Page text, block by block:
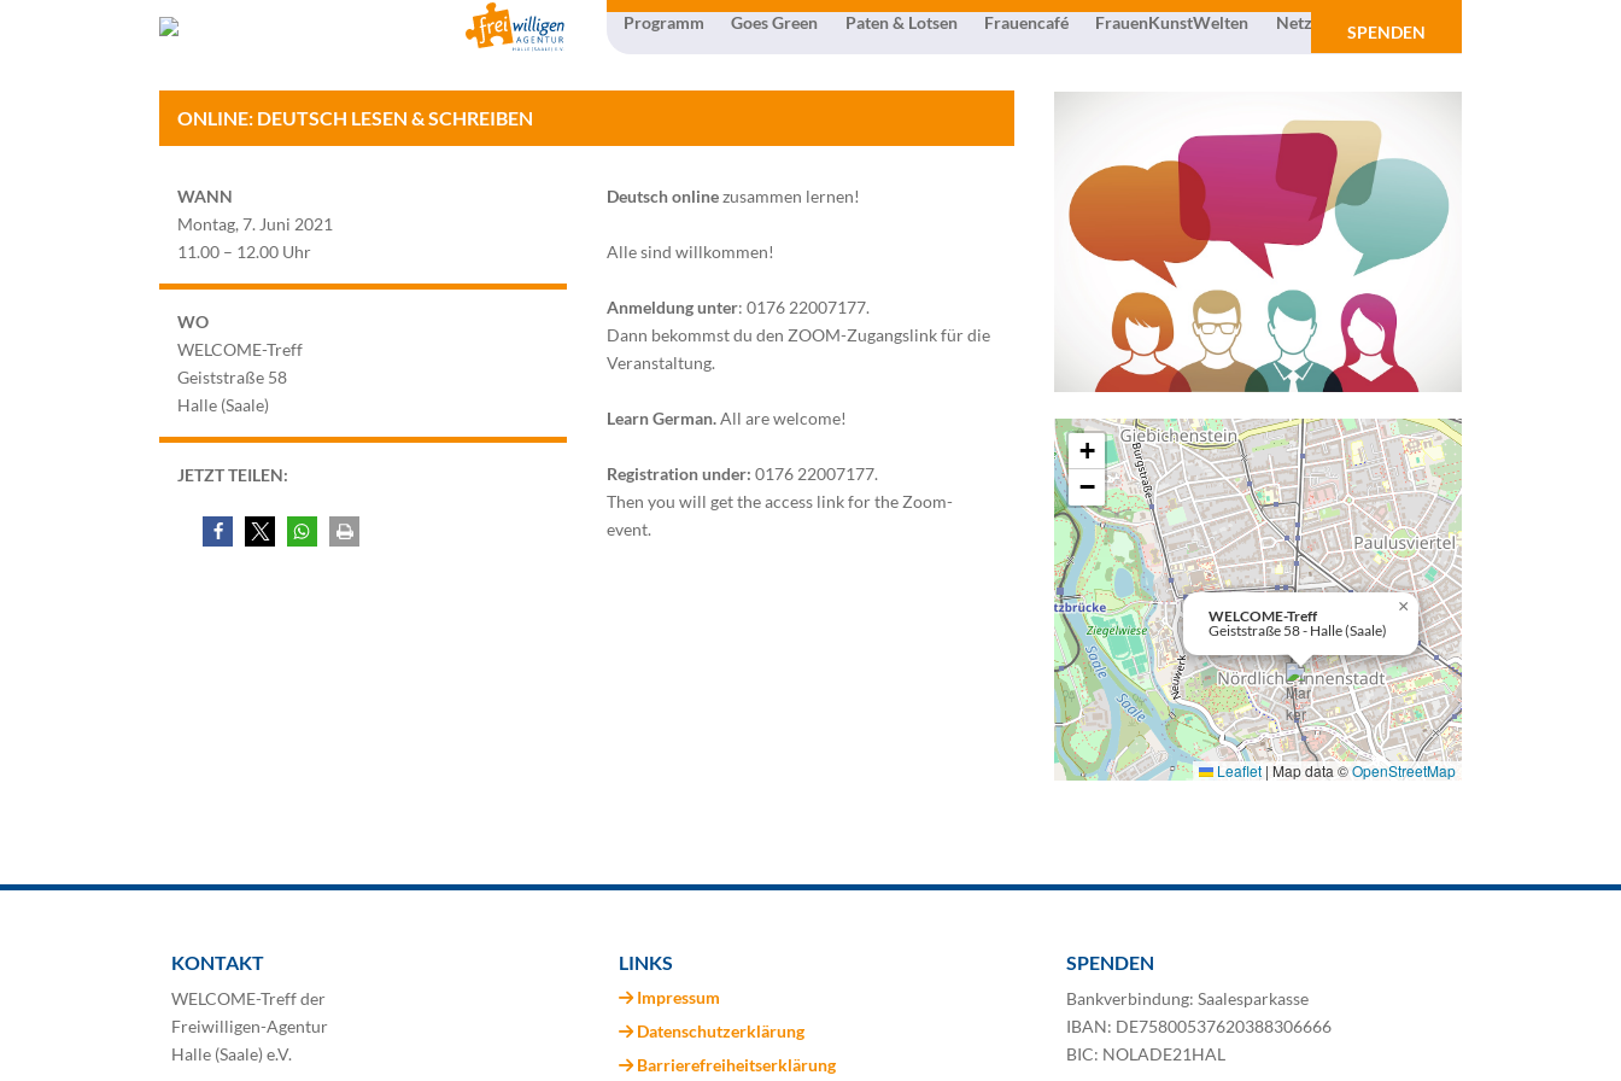
Programm Goes Green Paten & Lotsen Frauencafé FrauenKunstWelten Netzwerk Über uns
SPENDEN
ONLINE: DEUTSCH LESEN & SCHREIBEN
WANN
Montag, 7. Juni 2021
11.00 – 12.00 Uhr
WO
WELCOME-Treff
Geiststraße 58
Halle (Saale)
JETZT TEILEN:
Deutsch onlinezusammen lernen!
Alle sind willkommen!
Anmeldung unter: 0176 22007177.
Dann bekommst du den ZOOM-Zugangslink für die
Veranstaltung.
Learn German.All are welcome!
Registration under: 0176 22007177.
Then you will get the access link for the Zoom-
event.
WELCOME-Treff
Geiststraße 58 - Halle (Saale)
×
+
−
Leaflet | Map data ©OpenStreetMap
KONTAKT
WELCOME-Treff der
Freiwilligen-Agentur
Halle (Saale) e.V.
LINKS
Impressum
Datenschutzerklärung
Barrierefreiheitserklärung
SPENDEN
Bankverbindung: Saalesparkasse
IBAN: DE75800537620388306666
BIC: NOLADE21HAL